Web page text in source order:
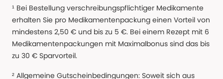
¹ Bei Bestellung verschreibungspflichtiger Medikamente
erhalten Sie pro Medikamentenpackung einen Vorteil von
mindestens 2,50 € und bis zu 5 €. Bei einem Rezept mit 6
Medikamentenpackungen mit Maximalbonus sind das bis
zu 30 € Sparvorteil.
² Allgemeine Gutscheinbedingungen: Soweit sich aus